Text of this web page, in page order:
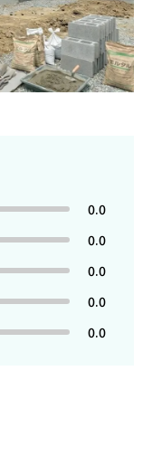
0.0
0.0
0.0
0.0
0.0